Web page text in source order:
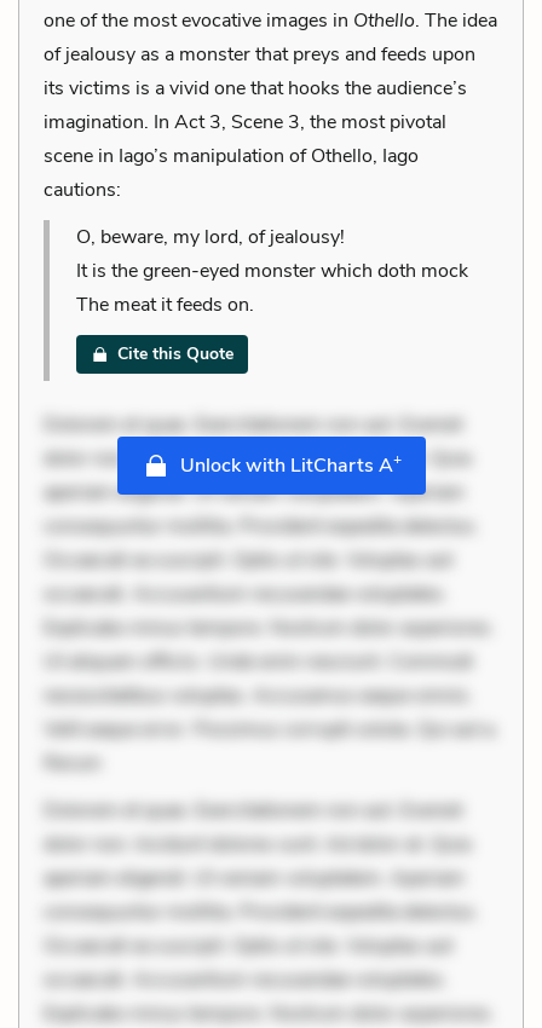
one of the most evocative images in Othello. The idea
of jealousy as a monster that preys and feeds upon
its victims is a vivid one that hooks the audience’s
imagination. In Act 3, Scene 3, the most pivotal
scene in Iago’s manipulation of Othello, Iago
cautions:
O, beware, my lord, of jealousy!
It is the green-eyed monster which doth mock
The meat it feeds on.
Cite this Quote
Dolorem et quae. Exercitationem non aut. Eveniet
dolor non. Incidunt dolores sunt. Ad dolor at. Quia
aperiam eligendi. Ut veniam voluptatem. Aperiam
consequuntur mollitia. Provident expedita delectus.
Occaecati ea suscipit. Optio ut iste. Voluptas aut
occaecati. Accusantium recusandae voluptates.
Explicabo minus tempore. Nostrum dolor asperiores.
Ut aliquam officiis. Unde enim nesciunt. Commodi
necessitatibus voluptas. Accusamus eaque omnis.
Velit eaque error. Possimus corrupti soluta. Qui aut a.
Rerum
Dolorem et quae. Exercitationem non aut. Eveniet
dolor non. Incidunt dolores sunt. Ad dolor at. Quia
aperiam eligendi. Ut veniam voluptatem. Aperiam
consequuntur mollitia. Provident expedita delectus.
Occaecati ea suscipit. Optio ut iste. Voluptas aut
occaecati. Accusantium recusandae voluptates.
Explicabo minus tempore. Nostrum dolor asperiores.
Unlock with LitCharts A+